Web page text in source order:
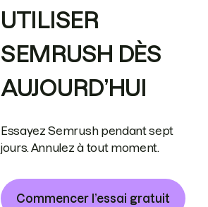
UTILISER
SEMRUSH DÈS
AUJOURD’HUI
Essayez Semrush pendant sept
jours. Annulez à tout moment.
Commencer l’essai gratuit